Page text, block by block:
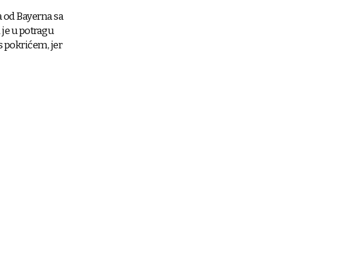
Bayerna sa
u potragu
pokrićem, jer